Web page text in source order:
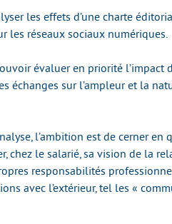
les effets d’une charte
les réseaux sociaux numériques.
évaluer en priorité l’impact
échanges sur l’ampleur et la
l’ambition est de cerner
chez le salarié, sa vision de la
responsabilités
avec l’extérieur, tel les «